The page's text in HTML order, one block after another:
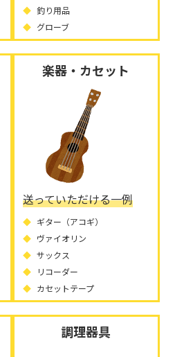
釣り用品
グローブ
楽器・カセット
送っていただける一例
ギター（アコギ）
ヴァイオリン
サックス
リコーダー
カセットテープ
調理器具